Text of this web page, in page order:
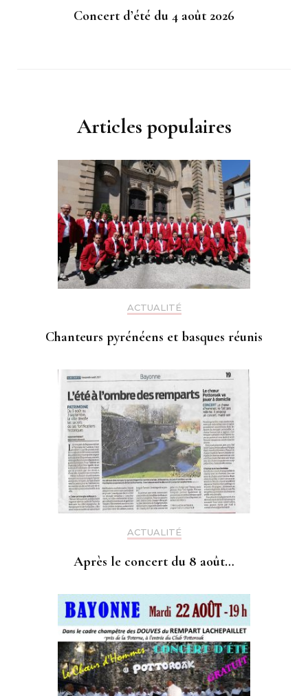
Concert d’été du 4 août 2026
Articles populaires
ACTUALITÉ
Chanteurs pyrénéens et basques réunis
ACTUALITÉ
Après le concert du 8 août…